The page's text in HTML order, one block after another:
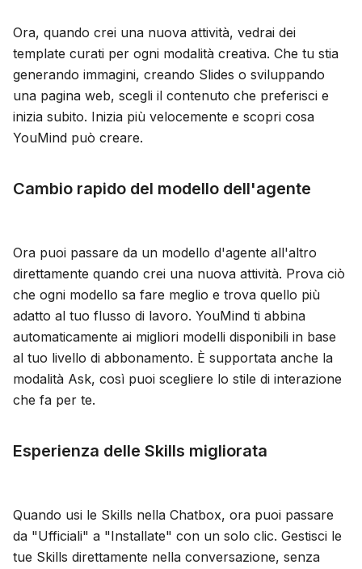
Aggiornamenti
Ora, quando crei una nuova attività, vedrai dei
template curati per ogni modalità creativa. Che tu stia
generando immagini, creando Slides o sviluppando
una pagina web, scegli il contenuto che preferisci e
inizia subito. Inizia più velocemente e scopri cosa
YouMind può creare.
Cambio rapido del modello dell'agente
Ora puoi passare da un modello d'agente all'altro
direttamente quando crei una nuova attività. Prova ciò
che ogni modello sa fare meglio e trova quello più
adatto al tuo flusso di lavoro. YouMind ti abbina
automaticamente ai migliori modelli disponibili in base
al tuo livello di abbonamento. È supportata anche la
modalità Ask, così puoi scegliere lo stile di interazione
che fa per te.
Esperienza delle Skills migliorata
Quando usi le Skills nella Chatbox, ora puoi passare
da "Ufficiali" a "Installate" con un solo clic. Gestisci le
tue Skills direttamente nella conversazione, senza